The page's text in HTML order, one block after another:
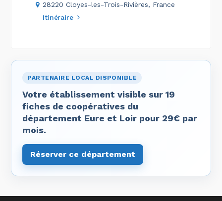
28220 Cloyes-les-Trois-Rivières, France
Itinéraire
PARTENAIRE LOCAL DISPONIBLE
Votre établissement visible sur 19
fiches de coopératives du
département Eure et Loir pour 29€ par
mois.
Réserver ce département